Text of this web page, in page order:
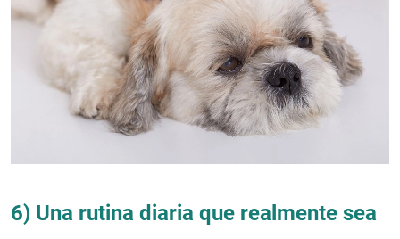
6) Una rutina diaria que realmente sea